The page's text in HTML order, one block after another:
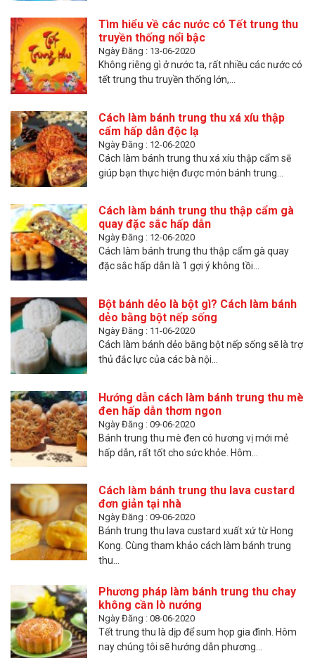
Tìm hiểu về các nước có Tết trung thu
truyền thống nổi bậc
Ngày Đăng : 13-06-2020
Không riêng gì ở nước ta, rất nhiều các nước có
tết trung thu truyền thống lớn,...
Cách làm bánh trung thu xá xíu thập
cẩm hấp dẫn độc lạ
Ngày Đăng : 12-06-2020
Cách làm bánh trung thu xá xíu thập cẩm sẽ
giúp bạn thực hiện được món bánh trung...
Cách làm bánh trung thu thập cẩm gà
quay đặc sắc hấp dẫn
Ngày Đăng : 12-06-2020
Cách làm bánh trung thu thập cẩm gà quay
đặc sắc hấp dẫn là 1 gợi ý không tồi...
Bột bánh dẻo là bột gì? Cách làm bánh
dẻo bằng bột nếp sống
Ngày Đăng : 11-06-2020
Cách làm bánh dẻo bằng bột nếp sống sẽ là trợ
thủ đắc lực của các bà nội...
Hướng dẫn cách làm bánh trung thu mè
đen hấp dẫn thơm ngon
Ngày Đăng : 09-06-2020
Bánh trung thu mè đen có hương vị mới mẻ
hấp dẫn, rất tốt cho sức khỏe. Hôm...
Cách làm bánh trung thu lava custard
đơn giản tại nhà
Ngày Đăng : 09-06-2020
Bánh trung thu lava custard xuất xứ từ Hong
Kong. Cùng tham khảo cách làm bánh trung
thu...
Phương pháp làm bánh trung thu chay
không cần lò nướng
Ngày Đăng : 08-06-2020
Tết trung thu là dịp để sum họp gia đình. Hôm
nay chúng tôi sẽ hướng dẫn phương...